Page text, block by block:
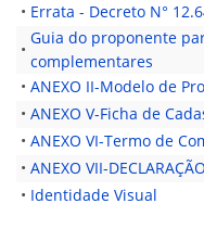
• Errata - Decreto N°
•
Guia do proponente
complementares
• ANEXO II-Modelo de
• ANEXO V-Ficha de
• ANEXO VI-Termo de
• ANEXO VII-
• Identidade Visual